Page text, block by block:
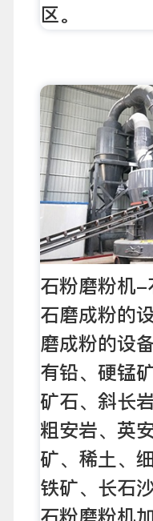
区。
石粉磨粉机-
石磨成粉的
磨成粉的设
有铅、硬锰
矿石、斜长
粗安岩、英
矿、稀土、
铁矿、长石